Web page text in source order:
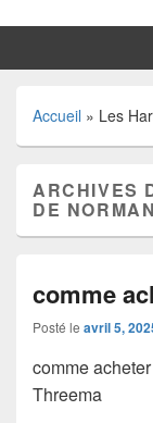
Accueil » Les
ARCHIVES
DE
comme
Posté le avril 5,
comme
Threema